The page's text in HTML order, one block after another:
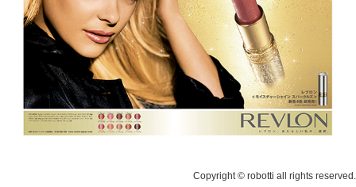
Copyright © robotti all rights reserved.